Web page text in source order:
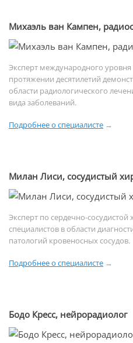
Михаэль ван Кампен,
Эксперт международного
протяжении десятилетий
области радиологического
вида заболеваний.
Подробнее о специалисте →
Милан Лиси, сосудистый
Эксперт по сердечно-
специалистов в области
патологий кровеносных сосудов.
Подробнее о специалисте →
Бодо Кресс, нейрорадиолог